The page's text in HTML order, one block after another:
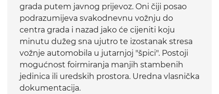
grada putem javnog prijevoz. Oni čiji posao
podrazumijeva svakodnevnu vožnju do
centra grada i nazad jako će cijeniti koju
minutu dužeg sna ujutro te izostanak stresa
vožnje automobila u jutarnjoj "špici". Postoji
mogućnost foirmiranja manjih stambenih
jedinica ili uredskih prostora. Uredna vlasnička
dokumentacija.